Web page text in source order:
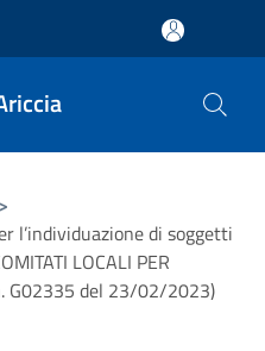
>
l’individuazione di soggetti
LOCALI PER
G02335 del 23/02/2023)